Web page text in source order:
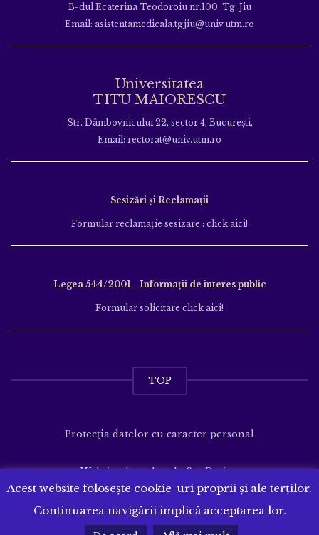
B-dul Ecaterina Teodoroiu nr.100, Tg. Jiu
Email: asistentamedicala.tgjiu@univ.utm.ro
Universitatea
TITU MAIORESCU
Str. Dâmbovnicului 22, sector 4, București,
Email: rectorat@univ.utm.ro
Sesizări și Reclamații
Formular reclamație sesizare : click aici!
Legea 544/2001 - Informații de interes public
Formular solicitare click aici!
TOP
Protecția datelor cu caracter personal
Website dezvoltat deSenDesign
Acest website folosește cookie-uri proprii și ale terților.
Continuarea navigării implică acceptarea lor.